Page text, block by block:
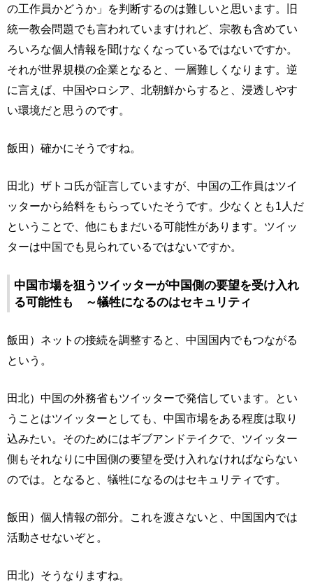
の工作員かどうか」を判断するのは難しいと思います。旧
統一教会問題でも言われていますけれど、宗教も含めてい
ろいろな個人情報を聞けなくなっているではないですか。
それが世界規模の企業となると、一層難しくなります。逆
に言えば、中国やロシア、北朝鮮からすると、浸透しやす
い環境だと思うのです。
飯田）確かにそうですね。
田北）ザトコ氏が証言していますが、中国の工作員はツイ
ッターから給料をもらっていたそうです。少なくとも1人だ
ということで、他にもまだいる可能性があります。ツイッ
ターは中国でも見られているではないですか。
中国市場を狙うツイッターが中国側の要望を受け入れ
る可能性も ～犠牲になるのはセキュリティ
飯田）ネットの接続を調整すると、中国国内でもつながる
という。
田北）中国の外務省もツイッターで発信しています。とい
うことはツイッターとしても、中国市場をある程度は取り
込みたい。そのためにはギブアンドテイクで、ツイッター
側もそれなりに中国側の要望を受け入れなければならない
のでは。となると、犠牲になるのはセキュリティです。
飯田）個人情報の部分。これを渡さないと、中国国内では
活動させないぞと。
田北）そうなりますね。